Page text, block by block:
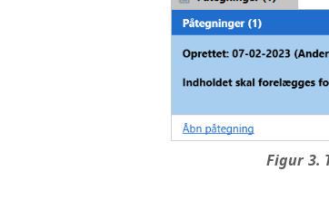
Figur 3.